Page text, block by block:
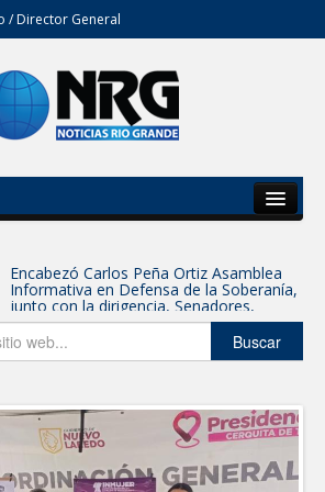
/ Director General
Del Estado
Secciones
Opinión
Encabezó Carlos Peña Ortiz Asamblea
Informativa en Defensa de la Soberanía,
junto con la dirigencia, Senadores,
Diputados y Consejeros de MORENA
Tamaulipas participa en Jornada
Nacional de Reforestación; se plantarán
SE SUMA GOBIERNO DE CARMEN LILIA
CANTUROSAS A JORNADA NACIONAL
DE REFORESTACIÓN
Reynosa refrenda su fuerza morenista:
alrededor de 5 mil personas se suman a
Buscar